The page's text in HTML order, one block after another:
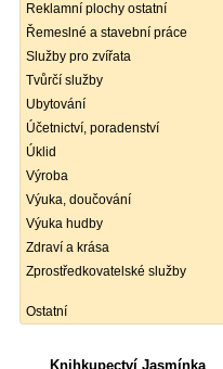
Reklamní plochy ostatní
Řemeslné a stavební práce
Služby pro zvířata
Tvůrčí služby
Ubytování
Účetnictví, poradenství
Úklid
Výroba
Výuka, doučování
Výuka hudby
Zdraví a krása
Zprostředkovatelské služby
Ostatní
Knihkupectví Jasmínka